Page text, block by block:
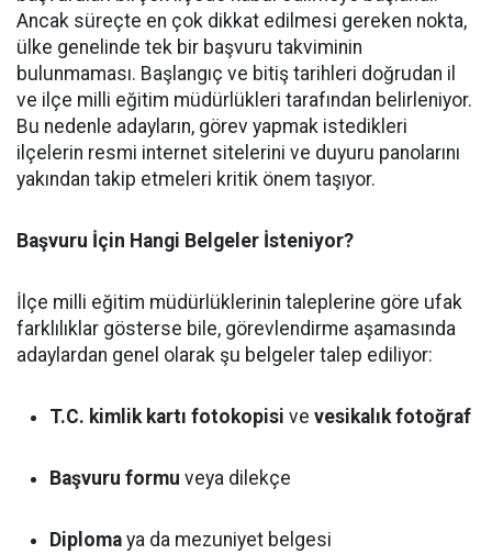
Ancak süreçte en çok dikkat edilmesi gereken nokta,
ülke genelinde tek bir başvuru takviminin
bulunmaması. Başlangıç ve bitiş tarihleri doğrudan il
ve ilçe milli eğitim müdürlükleri tarafından belirleniyor.
Bu nedenle adayların, görev yapmak istedikleri
ilçelerin resmi internet sitelerini ve duyuru panolarını
yakından takip etmeleri kritik önem taşıyor.
Başvuru İçin Hangi Belgeler İsteniyor?
İlçe milli eğitim müdürlüklerinin taleplerine göre ufak
farklılıklar gösterse bile, görevlendirme aşamasında
adaylardan genel olarak şu belgeler talep ediliyor:
T.C. kimlik kartı fotokopisi ve vesikalık fotoğraf
Başvuru formu veya dilekçe
Diploma ya da mezuniyet belgesi